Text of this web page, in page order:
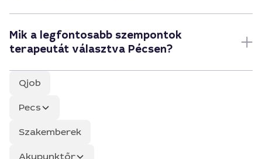
Mik a legfontosabb szempontok
terapeutát választva Pécsen?
Qjob
Pecs
Szakemberek
Akupunktőr